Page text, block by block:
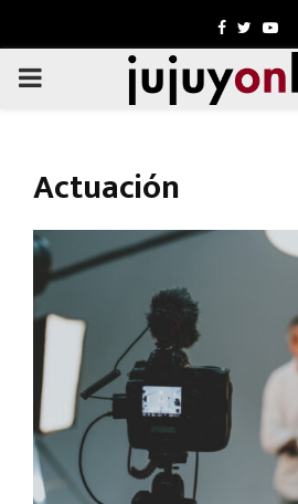
Facebook
Twitter
PRIMARY
Actuación